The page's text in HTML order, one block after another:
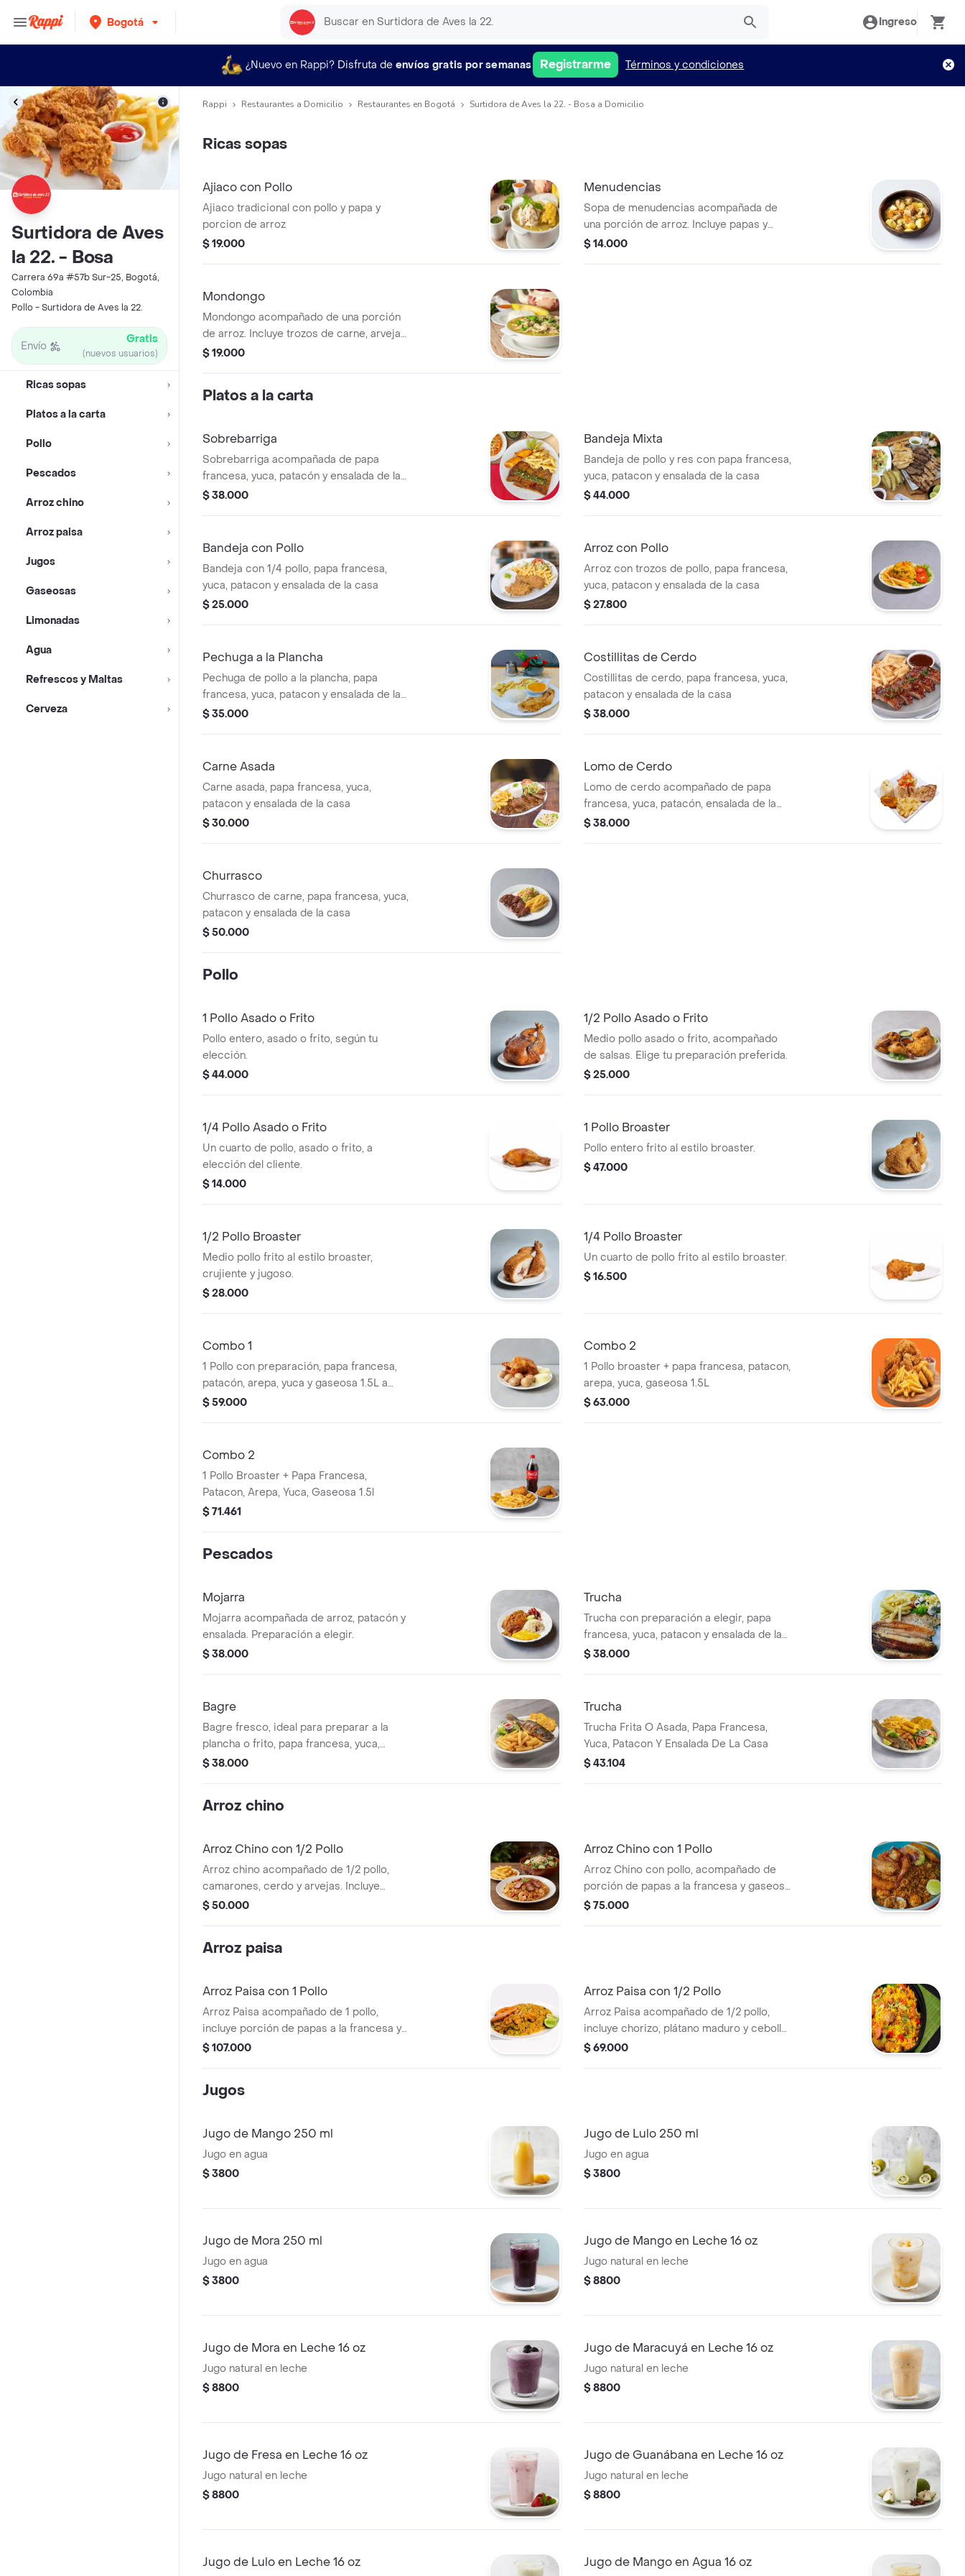
Bogotá Ingreso
¿Nuevo en Rappi? Disfruta de envíos gratis por semanas Registrarme Términos y condiciones
Surtidora de Aves
la 22. - Bosa
Carrera 69a #57b Sur-25, Bogotá,
Colombia
Pollo - Surtidora de Aves la 22.
Envío Gratis
(nuevos usuarios)
Ricas sopas
Platos a la carta
Pollo
Pescados
Arroz chino
Arroz paisa
Jugos
Gaseosas
Limonadas
Agua
Refrescos y Maltas
Cerveza
Rappi Restaurantes a Domicilio Restaurantes en Bogotá Surtidora de Aves la 22. - Bosa a Domicilio
Ricas sopas
Ajiaco con Pollo
Ajiaco tradicional con pollo y papa y
porcion de arroz
$ 19.000
Menudencias
Sopa de menudencias acompañada de
una porción de arroz. Incluye papas y
zanahorias.
$ 14.000
Mondongo
Mondongo acompañado de una porción
de arroz. Incluye trozos de carne, arvejas
y papa.
$ 19.000
Platos a la carta
Sobrebarriga
Sobrebarriga acompañada de papa
francesa, yuca, patacón y ensalada de la
casa.
$ 38.000
Bandeja Mixta
Bandeja de pollo y res con papa francesa,
yuca, patacon y ensalada de la casa
$ 44.000
Bandeja con Pollo
Bandeja con 1/4 pollo, papa francesa,
yuca, patacon y ensalada de la casa
$ 25.000
Arroz con Pollo
Arroz con trozos de pollo, papa francesa,
yuca, patacon y ensalada de la casa
$ 27.800
Pechuga a la Plancha
Pechuga de pollo a la plancha, papa
francesa, yuca, patacon y ensalada de la
casa
$ 35.000
Costillitas de Cerdo
Costillitas de cerdo, papa francesa, yuca,
patacon y ensalada de la casa
$ 38.000
Carne Asada
Carne asada, papa francesa, yuca,
patacon y ensalada de la casa
$ 30.000
Lomo de Cerdo
Lomo de cerdo acompañado de papa
francesa, yuca, patacón, ensalada de la
casa y arroz con maíz.
$ 38.000
Churrasco
Churrasco de carne, papa francesa, yuca,
patacon y ensalada de la casa
$ 50.000
Pollo
1 Pollo Asado o Frito
Pollo entero, asado o frito, según tu
elección.
$ 44.000
1/2 Pollo Asado o Frito
Medio pollo asado o frito, acompañado
de salsas. Elige tu preparación preferida.
$ 25.000
1/4 Pollo Asado o Frito
Un cuarto de pollo, asado o frito, a
elección del cliente.
$ 14.000
1 Pollo Broaster
Pollo entero frito al estilo broaster.
$ 47.000
1/2 Pollo Broaster
Medio pollo frito al estilo broaster,
crujiente y jugoso.
$ 28.000
1/4 Pollo Broaster
Un cuarto de pollo frito al estilo broaster.
$ 16.500
Combo 1
1 Pollo con preparación, papa francesa,
patacón, arepa, yuca y gaseosa 1.5L a
elegir.
$ 59.000
Combo 2
1 Pollo broaster + papa francesa, patacon,
arepa, yuca, gaseosa 1.5L
$ 63.000
Combo 2
1 Pollo Broaster + Papa Francesa,
Patacon, Arepa, Yuca, Gaseosa 1.5l
$ 71.461
Pescados
Mojarra
Mojarra acompañada de arroz, patacón y
ensalada. Preparación a elegir.
$ 38.000
Trucha
Trucha con preparación a elegir, papa
francesa, yuca, patacon y ensalada de la
casa
$ 38.000
Bagre
Bagre fresco, ideal para preparar a la
plancha o frito, papa francesa, yuca,
patacon y ensalada de la casa
$ 38.000
Trucha
Trucha Frita O Asada, Papa Francesa,
Yuca, Patacon Y Ensalada De La Casa
$ 43.104
Arroz chino
Arroz Chino con 1/2 Pollo
Arroz chino acompañado de 1/2 pollo,
camarones, cerdo y arvejas. Incluye
papas a la francesa.
$ 50.000
Arroz Chino con 1 Pollo
Arroz Chino con pollo, acompañado de
porción de papas a la francesa y gaseosa
de 1.5L a elegir.
$ 75.000
Arroz paisa
Arroz Paisa con 1 Pollo
Arroz Paisa acompañado de 1 pollo,
incluye porción de papas a la francesa y
gaseosa de 1.5 litros.
$ 107.000
Arroz Paisa con 1/2 Pollo
Arroz Paisa acompañado de 1/2 pollo,
incluye chorizo, plátano maduro y cebolla
larga.
$ 69.000
Jugos
Jugo de Mango 250 ml
Jugo en agua
$ 3800
Jugo de Lulo 250 ml
Jugo en agua
$ 3800
Jugo de Mora 250 ml
Jugo en agua
$ 3800
Jugo de Mango en Leche 16 oz
Jugo natural en leche
$ 8800
Jugo de Mora en Leche 16 oz
Jugo natural en leche
$ 8800
Jugo de Maracuyá en Leche 16 oz
Jugo natural en leche
$ 8800
Jugo de Fresa en Leche 16 oz
Jugo natural en leche
$ 8800
Jugo de Guanábana en Leche 16 oz
Jugo natural en leche
$ 8800
Jugo de Lulo en Leche 16 oz Jugo de Mango en Agua 16 oz